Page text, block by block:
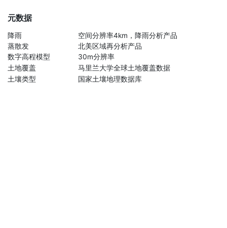
元数据
降雨
空间分辨率4km，降雨分析产品
蒸散发
北美区域再分析产品
数字高程模型
30m分辨率
土地覆盖
马里兰大学全球土地覆盖数据
土壤类型
国家土壤地理数据库